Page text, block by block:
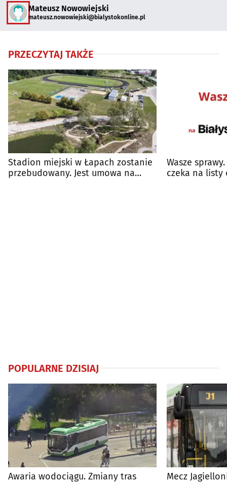
Mateusz Nowowiejski
mateusz.nowowiejski@bialystokonline.pl
PRZECZYTAJ TAKŻE
Stadion miejski w Łapach zostanie
przebudowany. Jest umowa na
Wasze
czeka na listy
POPULARNE DZISIAJ
Awaria wodociągu. Zmiany tras
Mecz